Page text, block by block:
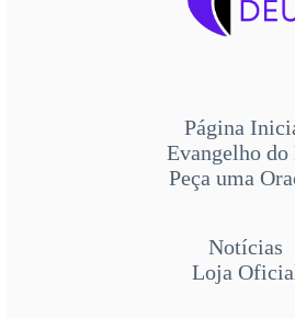
Página
Evangelho do
Peça uma
Notícias
Loja